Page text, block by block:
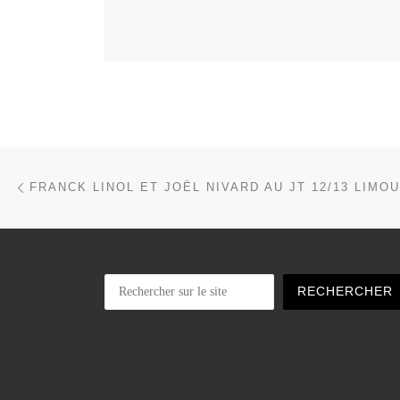
Parcourir les articles
FRANCK LINOL ET JOËL NIVARD AU JT 12/13
RECHERCHER